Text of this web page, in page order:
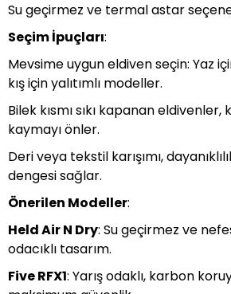
Su geçirmez ve termal astar
Seçim İpuçları:
Mevsime uygun eldiven seçin: Yaz
kış için yalıtımlı modeller.
Bilek kısmı sıkı kapanan eldivenler,
kaymayı önler.
Deri veya tekstil karışımı,
dengesi sağlar.
Önerilen Modeller:
Held Air N Dry: Su geçirmez ve
odacıklı tasarım.
Five RFX1: Yarış odaklı, karbon